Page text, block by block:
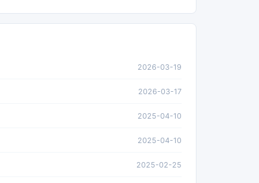
2026-03-19
2026-03-17
2025-04-10
2025-04-10
2025-02-25